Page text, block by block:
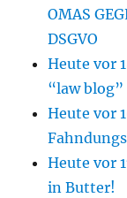
OMAS
DSGVO
Heute vor
“law
Heute vor
Heute vor
in Butter!